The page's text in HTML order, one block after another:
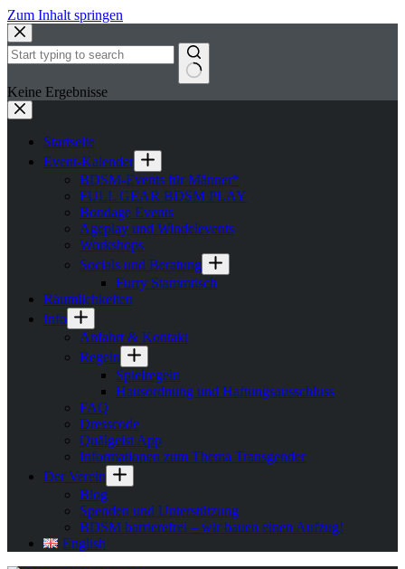
Zum Inhalt springen
Keine Ergebnisse
Startseite
Event-Kalender
BDSM-Events für Männer*
FULL GEAR BDSM PLAY
Bondage Events
Ageplay und Windelevents
Workshops
Socials und Beratung
Furry Stammtisch
Räumlichkeiten
Info
Anfahrt & Kontakt
Regeln
Spielregeln
Hausordnung und Haftungsausschluss
FAQ
Dresscode
Quälgeist App
Informationen zum Thema Transgender
Der Verein
Blog
Spenden und Unterstützung
BDSM barrierefrei – wir bauen einen Aufzug!
English